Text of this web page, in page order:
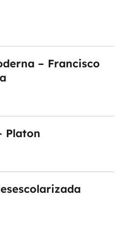
– Francisco
Platon